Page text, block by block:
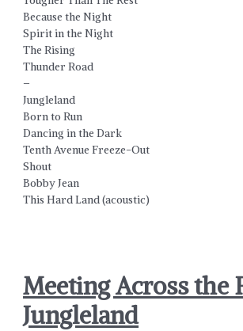
Because the Night
Spirit in the Night
The Rising
Thunder Road
–
Jungleland
Born to Run
Dancing in the Dark
Tenth Avenue Freeze-Out
Shout
Bobby Jean
This Hard Land (acoustic)
Meeting Across the
Jungleland